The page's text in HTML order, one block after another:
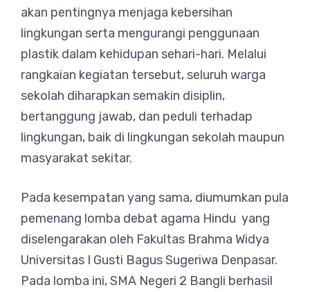
akan pentingnya menjaga kebersihan
lingkungan serta mengurangi penggunaan
plastik dalam kehidupan sehari-hari. Melalui
rangkaian kegiatan tersebut, seluruh warga
sekolah diharapkan semakin disiplin,
bertanggung jawab, dan peduli terhadap
lingkungan, baik di lingkungan sekolah maupun
masyarakat sekitar.
Pada kesempatan yang sama, diumumkan pula
pemenang lomba debat agama Hindu yang
diselengarakan oleh Fakultas Brahma Widya
Universitas I Gusti Bagus Sugeriwa Denpasar.
Pada lomba ini, SMA Negeri 2 Bangli berhasil